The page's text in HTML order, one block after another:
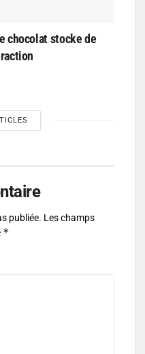
chocolat stocke de
publiée. Les champs
*